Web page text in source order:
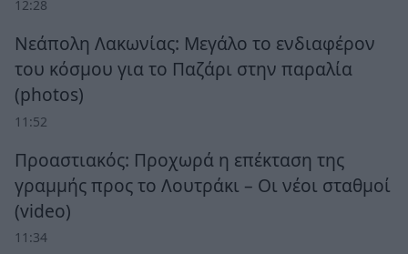
12:28
Νεάπολη Λακωνίας: Μεγάλο το ενδιαφέρον
του κόσμου για το Παζάρι στην παραλία
(photos)
11:52
Προαστιακός: Προχωρά η επέκταση της
γραμμής προς το Λουτράκι – Οι νέοι σταθμοί
(video)
11:34